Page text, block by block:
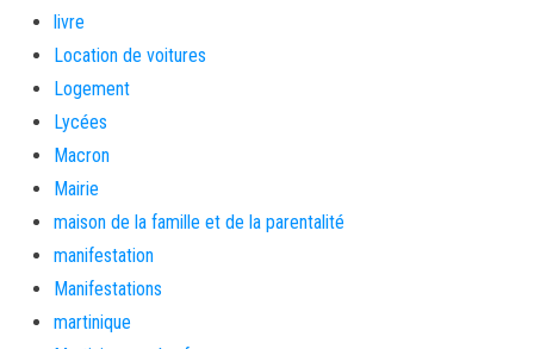
livre
Location de voitures
Logement
Lycées
Macron
Mairie
maison de la famille et de la parentalité
manifestation
Manifestations
martinique